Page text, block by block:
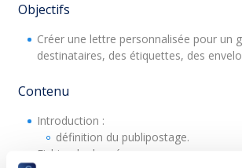
Objectifs
Créer une lettre personnalisée pour un
destinataires, des étiquettes, des
Contenu
Introduction :
définition du publipostage.
Fichier de données :